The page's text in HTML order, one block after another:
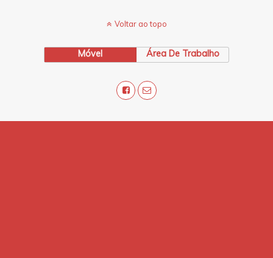
Voltar ao topo
Móvel Área De Trabalho